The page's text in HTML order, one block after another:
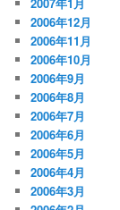
2006年12月
2006年11月
2006年10月
2006年9月
2006年8月
2006年7月
2006年6月
2006年5月
2006年4月
2006年3月